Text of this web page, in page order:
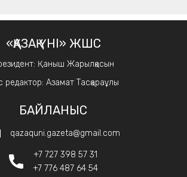
«ҚАЗАҚ ҮНІ» ЖШС
Қаныш Жарылқасын
редактор: Азамат Тасқараұлы
БАЙЛАНЫС
qazaquni.gazeta@gmail.com
+7 727 398 57 31
+7 776 487 64 54